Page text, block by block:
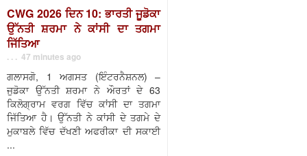
CWG 2026 ਦਿਨ 10: ਭਾਰਤੀ ਜੂਡੋਕਾ
ਉੱਨਤੀ ਸ਼ਰਮਾ ਨੇ ਕਾਂਸੀ ਦਾ ਤਗਮਾ
ਜਿੱਤਿਆ
. . . 47 minutes ago
ਗਲਾਸਗੋ, 1 ਅਗਸਤ (ਇੰਟਰਨੈਸ਼ਨਲ) –
ਜੁਡੋਕਾ ਉੱਨਤੀ ਸ਼ਰਮਾ ਨੇ ਔਰਤਾਂ ਦੇ 63
ਕਿਲੋਗ੍ਰਾਮ ਵਰਗ ਵਿੱਚ ਕਾਂਸੀ ਦਾ ਤਗਮਾ
ਜਿੱਤਿਆ ਹੈ। ਉੱਨਤੀ ਨੇ ਕਾਂਸੀ ਦੇ ਤਗਮੇ ਦੇ
ਮੁਕਾਬਲੇ ਵਿੱਚ ਦੱਖਣੀ ਅਫਰੀਕਾ ਦੀ ਸਕਾਈ
...